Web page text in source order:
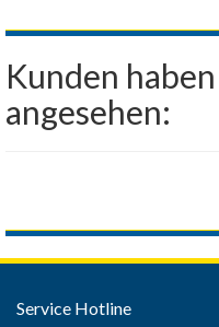
Kunden
angesehen:
Service Hotline